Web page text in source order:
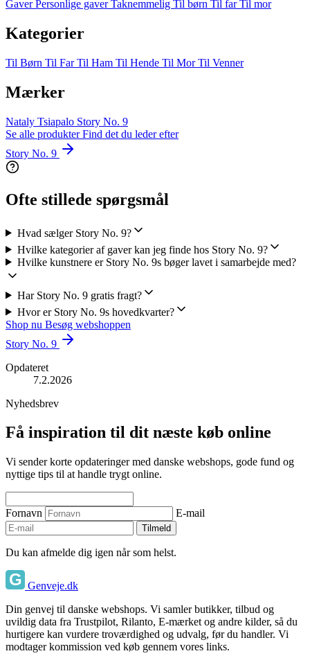
GaverPersonlige gaverTaknemmelig Til børn Til farTil mor
Kategorier
Til Børn Til FarTil Ham Til Hende Til MorTil Venner
Mærker
Nataly Tsiapalo Story No. 9
Se alle produkterFind det du leder efter
Story No. 9
Ofte stillede spørgsmål
Hvad sælger Story No. 9?
Hvilke kategorier af gaver kan jeg finde hos Story No. 9?
Hvilke kunstnere er Story No. 9s bøger lavet i samarbejde med?
Har Story No. 9 gratis fragt?
Hvor er Story No. 9s hovedkvarter?
Shop nu Besøg webshoppen
Story No. 9
Opdateret
7.2.2026
Nyhedsbrev
Få inspiration til dit næste køb online
Vi sender korte opdateringer med danske webshops, gode fund og
nyttige tips til at handle trygt online.
Fornavn E-mail
Tilmeld
Du kan afmelde dig igen når som helst.
Genveje.dk
Din genvej til danske webshops. Vi samler butikker, tilbud og
uvildig data fra Trustpilot, Rilanto, E-mærket og andre kilder, så du
hurtigere kan vurdere troværdighed og udvalg, før du handler. Vi
modtager kommission ved køb gennem vores links.